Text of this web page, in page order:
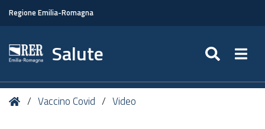
Regione Emilia-Romagna
Salute
Tu HomeVaccino Covid Video